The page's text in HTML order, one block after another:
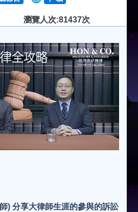
瀏覽人次:81437次
) 分享大律師生涯的參與的訴訟